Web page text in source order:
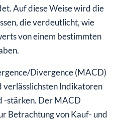
Auf diese Weise wird die
die verdeutlicht, wie
von einem bestimmten
Divergence (MACD)
verlässlichsten Indikatoren
-stärken. Der MACD
Betrachtung von Kauf- und